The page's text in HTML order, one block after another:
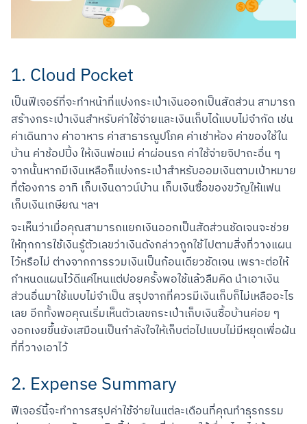
1. Cloud Pocket
เป็นฟีเจอร์ที่จะทำหน้าที่แบ่งกระเป๋าเงินออกเป็นสัดส่วน สามารถ
สร้างกระเป๋าเงินสำหรับค่าใช้จ่ายและเงินเก็บได้แบบไม่จำกัด เช่น
ค่าเดินทาง ค่าอาหาร ค่าสาธารณูปโภค ค่าเช่าห้อง ค่าของใช้ใน
บ้าน ค่าช้อปปิ้ง ให้เงินพ่อแม่ ค่าผ่อนรถ ค่าใช้จ่ายจิปาถะอื่น ๆ
จากนั้นหากมีเงินเหลือก็แบ่งกระเป๋าสำหรับออมเงินตามเป้าหมาย
ที่ต้องการ อาทิ เก็บเงินดาวน์บ้าน เก็บเงินซื้อของขวัญให้แฟน
เก็บเงินเกษียณ ฯลฯ
จะเห็นว่าเมื่อคุณสามารถแยกเงินออกเป็นสัดส่วนชัดเจนจะช่วย
ให้ทุกการใช้เงินรู้ตัวเลขว่าเงินดังกล่าวถูกใช้ไปตามสิ่งที่วางแผน
ไว้หรือไม่ ต่างจากการรวมเงินเป็นก้อนเดียวชัดเจน เพราะต่อให้
กำหนดแผนไว้ดีแค่ไหนแต่บ่อยครั้งพอใช้แล้วลืมคิด นำเอาเงิน
ส่วนอื่นมาใช้แบบไม่จำเป็น สรุปจากที่ควรมีเงินเก็บก็ไม่เหลืออะไร
เลย อีกทั้งพอคุณเริ่มเห็นตัวเลขกระเป๋าเก็บเงินซื้อบ้านค่อย ๆ
งอกเงยขึ้นยังเสมือนเป็นกำลังใจให้เก็บต่อไปแบบไม่มีหยุดเพื่อฝัน
ที่ที่วางเอาไว้
2. Expense Summary
ฟีเจอร์นี้จะทำการสรุปค่าใช้จ่ายในแต่ละเดือนที่คุณทำธุรกรรม